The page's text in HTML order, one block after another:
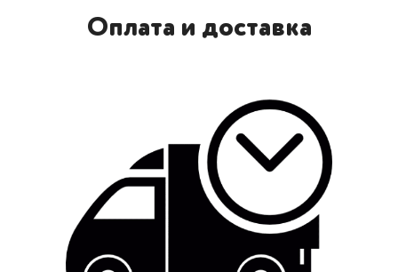
Оплата и доставка